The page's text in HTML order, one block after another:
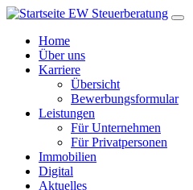
Home
Über uns
Karriere
Übersicht
Bewerbungsformular
Leistungen
Für Unternehmen
Für Privatpersonen
Immobilien
Digital
Aktuelles